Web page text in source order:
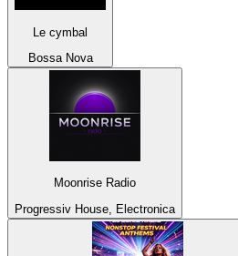
Le cymbal
Bossa Nova
Moonrise Radio
Progressiv House, Electronica